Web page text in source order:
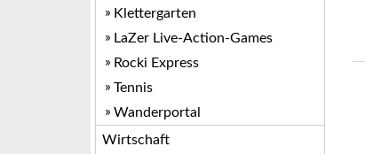
Klettergarten
LaZer Live-Action-Games
Rocki Express
Tennis
Wanderportal
Wirtschaft